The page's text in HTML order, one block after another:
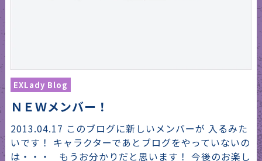
EXLady Blog
ＮＥＷメンバー！
2013.04.17 このブログに新しいメンバーが 入るみた
いです！ キャラクターであとブログをやっていないの
は・・・ もうお分かりだと思います！ 今後のお楽し